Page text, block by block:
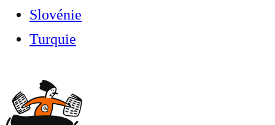
Slovénie
Turquie